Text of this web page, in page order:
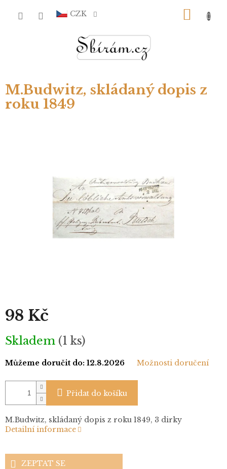
CZK
M.Budwitz, skládaný dopis z
roku 1849
98 Kč
Měrná
cena:
Skladem (1 ks)
Můžeme doručit do: 12.8.2026 Možnosti doručení
Přidat do košíku
M.Budwitz, skládaný dopis z roku 1849, 3 dirky
Detailní informace
ZEPTAT SE